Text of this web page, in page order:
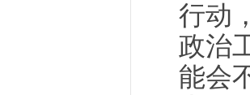
行动
政治
能会